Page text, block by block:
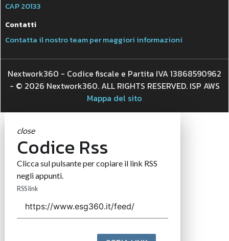
CAP 20133
Contatti
Contatta il nostro team per maggiori informazioni
Nextwork360 - Codice fiscale e Partita IVA 13868590962
- © 2026 Nextwork360. ALL RIGHTS RESERVED. ISP AWS
Mappa del sito
close
Codice Rss
Clicca sul pulsante per copiare il link RSS
negli appunti.
RSS link